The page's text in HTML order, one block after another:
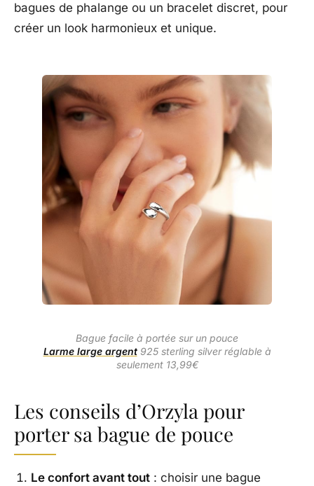
bagues de phalange ou un bracelet discret, pour
créer un look harmonieux et unique.
Bague facile à portée sur un pouce
Larme large argent925 sterling silver réglable à
seulement 13,99€
Les conseils d’Orzyla pour
porter sa bague de pouce
Le confort avant tout : choisir une bague